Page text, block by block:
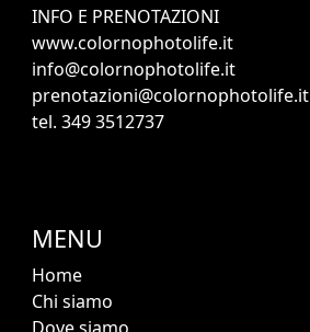
INFO E PRENOTAZIONI
www.colornophotolife.it
info@colornophotolife.it
prenotazioni@colornophotolife.it
tel. 349 3512737
MENU
Home
Chi siamo